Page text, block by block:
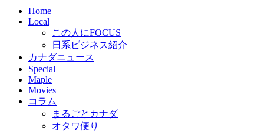
Home
Local
この人にFOCUS
日系ビジネス紹介
カナダニュース
Special
Maple
Movies
コラム
まるごとカナダ
オタワ便り